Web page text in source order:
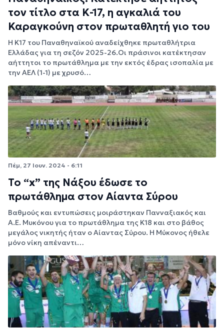
τον τίτλο στα Κ-17, η αγκαλιά του
Καραγκούνη στον πρωταθλητή γιο του
Η Κ17 του Παναθηναϊκού αναδείχθηκε πρωταθλήτρια
Ελλάδας για τη σεζόν 2025-26.Οι πράσινοι κατέκτησαν
αήττητοι το πρωτάθλημα με την εκτός έδρας ισοπαλία με
την ΑΕΛ (1-1) με χρυσό…
Πέμ, 27 Ιουν. 2024 - 6:11
Το “x” της Νάξου έδωσε το
πρωτάθλημα στον Αίαντα Σύρου
Βαθμούς και εντυπώσεις μοιράστηκαν Πανναξιακός και
Α.Ε. Μυκόνου για το πρωτάθλημα της Κ18 και στο βάθος
μεγάλος νικητής ήταν ο Αίαντας Σύρου. Η Μύκονος ήθελε
μόνο νίκη απέναντι…